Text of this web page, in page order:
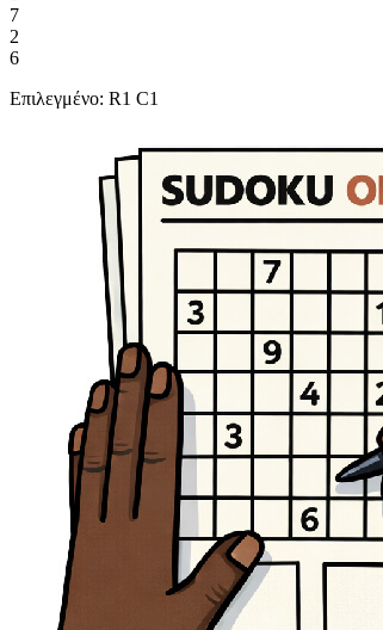
7
2
6
Επιλεγμένο: R1 C1